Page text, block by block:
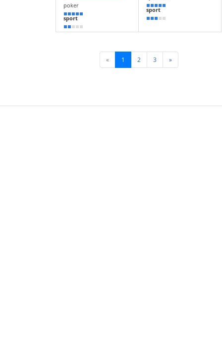
poker
90 %
sport
40 %
90 %
sport
50 %
« 1 (current)
2 3 »